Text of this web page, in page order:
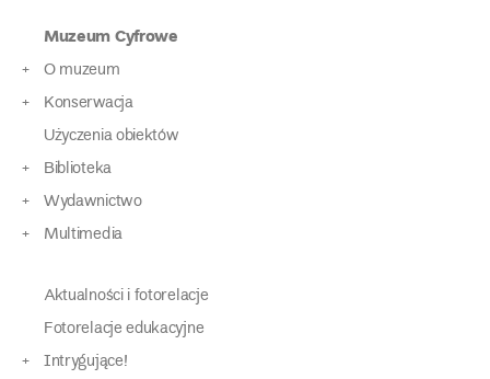
Muzeum Cyfrowe
O muzeum
Konserwacja
Użyczenia obiektów
Biblioteka
Wydawnictwo
Multimedia
Aktualności i fotorelacje
Fotorelacje edukacyjne
Intrygujące!